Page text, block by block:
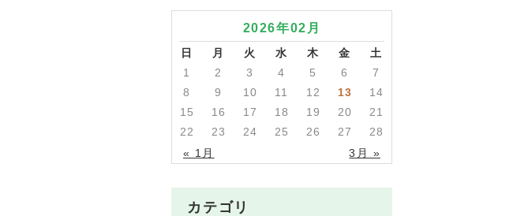
2026年02月
日 月 火 水 木 金 土
« 1月 3月 »
1 2 3 4 5 6
7
8
9 10 11 12 13
14
15
16 17 18 19 20
21
22
23 24 25 26 27 28
カテゴリ